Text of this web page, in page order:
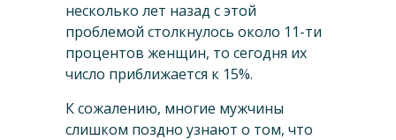
несколько лет назад с этой
проблемой столкнулось около 11-ти
процентов женщин, то сегодня их
число приближается к 15%.
К сожалению, многие мужчины
слишком поздно узнают о том, что